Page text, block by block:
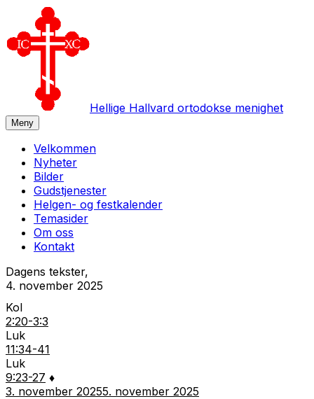
Hellige Hallvard ortodokse menighet
Meny
Velkommen
Nyheter
Bilder
Gudstjenester
Helgen- og festkalender
Temasider
Om oss
Kontakt
Dagens tekster,
4. november 2025
Kol
2:20-3:3
Luk
11:34-41
Luk
9:23-27 ♦
3. november 20255. november 2025